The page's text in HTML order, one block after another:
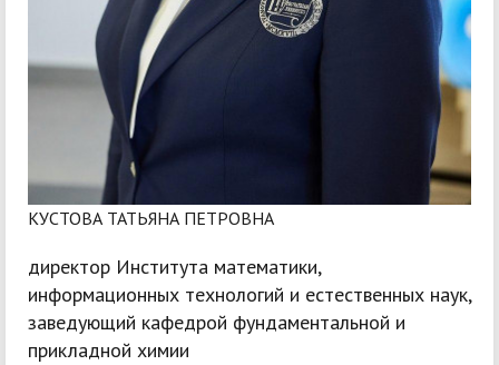
КУСТОВА ТАТЬЯНА ПЕТРОВНА
директор Института математики,
информационных технологий и естественных наук,
заведующий кафедрой фундаментальной и
прикладной химии